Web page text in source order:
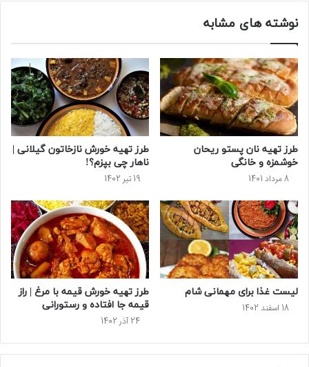
نوشته های مشابه
طرز تهیه نان پستو ریحان
خوشمزه و خانگی
8 مرداد 1401
طرز تهیه خورش نازخاتون گیلانی |
ناهار چی بپزم؟!
19 تیر 1402
لیست غذا برای مهمانی شام
18 اسفند 1402
طرز تهیه خورش قیمه با مرغ | راز
قیمه جا افتاده و رستورانی
24 آذر 1402